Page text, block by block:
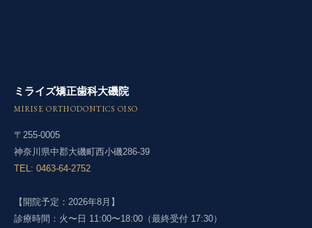
ミライズ矯正歯科大磯院
MIRISE ORTHODONTICS OISO
〒255-0005
神奈川県中郡大磯町西小磯286-39
TEL: 0463-64-2752
【開院予定：2026年8月】
診療時間：火〜日 11:00〜18:00（最終受付 17:30）